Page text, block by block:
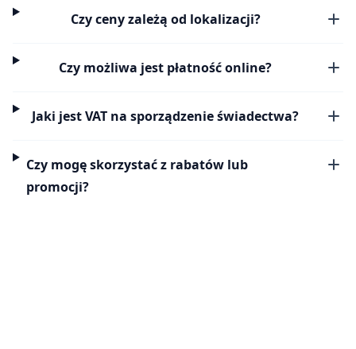
Czy ceny zależą od lokalizacji?
Czy możliwa jest płatność online?
Jaki jest VAT na sporządzenie świadectwa?
Czy mogę skorzystać z rabatów lub
promocji?